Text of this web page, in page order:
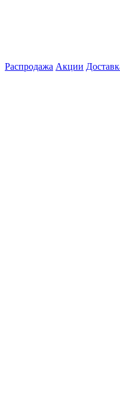
Распродажа Акции